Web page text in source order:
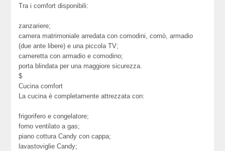
Tra i comfort disponibili:
zanzariere;
camera matrimoniale arredata con comodini, comò, armadio
(due ante libere) e una piccola TV;
cameretta con armadio e comodino;
porta blindata per una maggiore sicurezza.
$
Cucina comfort
La cucina è completamente attrezzata con:
frigorifero e congelatore;
forno ventilato a gas;
piano cottura Candy con cappa;
lavastoviglie Candy;